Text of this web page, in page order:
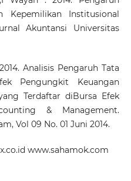
Kepemilikan Institusional
Akuntansi Universitas
Analisis Pengaruh Tata
Pengungkit Keuangan
Terdaftar diBursa Efek
& Management.
Vol 09 No. 01 Juni 2014.
www.sahamok.com